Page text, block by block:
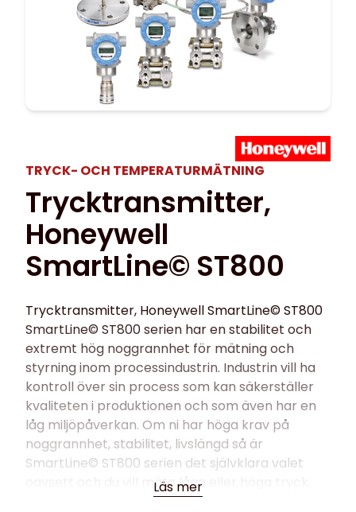
TRYCK- OCH TEMPERATUR­MÄTNING
Trycktransmitter,
Honeywell
SmartLine© ST800
Trycktransmitter, Honeywell SmartLine© ST800
SmartLine© ST800 serien har en stabilitet och
extremt hög noggrannhet för mätning och
styrning inom processindustrin. Industrin vill ha
kontroll över sin process som kan säkerställer
kvaliteten i produktionen och som även har en
låg miljöpåverkan. Om ni har höga krav på
noggrannhet, stabilitet, livslängd så är
SmartLine© ST800 serien det självklara valet
oavsett och du vill mäta låga eller höga tryck.
ST800 är modulärt uppbyggd, okänslig för
Läs mer